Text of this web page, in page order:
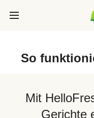
So
Mit
Gerichte